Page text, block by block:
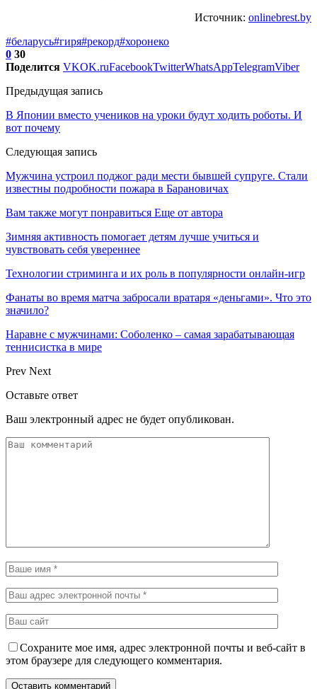
Источник: onlinebrest.by
#беларусь#гиря#рекорд#хоронеко
0 30
Поделится VKOK.ruFacebookTwitterWhatsAppTelegramViber
Предыдущая запись
В Японии вместо учеников на уроки будут ходить роботы. И
вот почему
Следующая запись
Мужчина устроил поджог ради мести бывшей супруге. Стали
известны подробности пожара в Барановичах
Вам также могут понравиться Еще от автора
Зимняя активность помогает детям лучше учиться и
чувствовать себя увереннее
Технологии стриминга и их роль в популярности онлайн-игр
Фанаты во время матча забросали вратаря «деньгами». Что это
значило?
Наравне с мужчинами: Соболенко – самая зарабатывающая
теннисистка в мире
Prev Next
Оставьте ответ
Ваш электронный адрес не будет опубликован.
Сохраните мое имя, адрес электронной почты и веб-сайт в
этом браузере для следующего комментария.